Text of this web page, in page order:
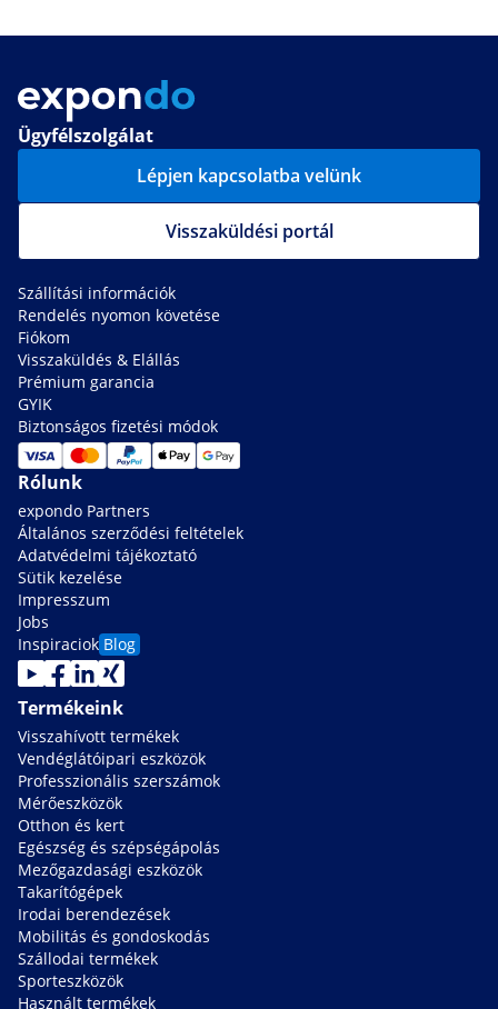
Ügyfélszolgálat
Lépjen kapcsolatba velünk
Visszaküldési portál
Szállítási információk
Rendelés nyomon követése
Fiókom
Visszaküldés & Elállás
Prémium garancia
GYIK
Biztonságos fizetési módok
Rólunk
expondo Partners
Általános szerződési feltételek
Adatvédelmi tájékoztató
Sütik kezelése
Impresszum
Jobs
Inspiraciok Blog
Termékeink
Visszahívott termékek
Vendéglátóipari eszközök
Professzionális szerszámok
Mérőeszközök
Otthon és kert
Egészség és szépségápolás
Mezőgazdasági eszközök
Takarítógépek
Irodai berendezések
Mobilitás és gondoskodás
Szállodai termékek
Sporteszközök
Használt termékek